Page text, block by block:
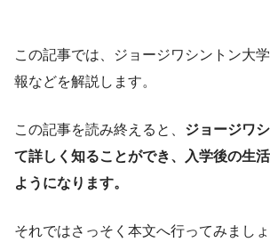
この記事では、ジョージワシントン大
報などを解説します。
この記事を読み終えると、 ジョージワ
て詳しく知ることができ、入学後の生
ようになります。
それではさっそく本文へ行ってみましょ